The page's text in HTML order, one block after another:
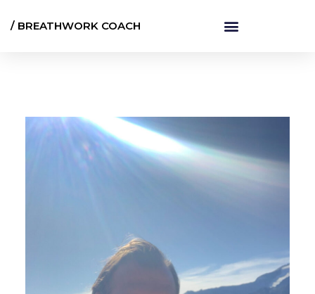
/ BREATHWORK COACH